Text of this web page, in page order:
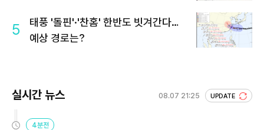
5
태풍 '돌핀'·'찬홈' 한반도 빗겨간다…
예상 경로는?
실시간 뉴스 08.07 21:25 UPDATE
4분전